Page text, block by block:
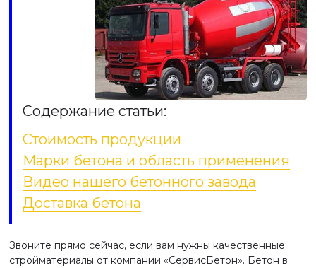
Содержание статьи:
Стоимость продукции
Марки бетона и область применения
Видео нашего бетонного завода
Доставка бетона
Звоните прямо сейчас, если вам нужны качественные
стройматериалы от компании «СервисБетон». Бетон в